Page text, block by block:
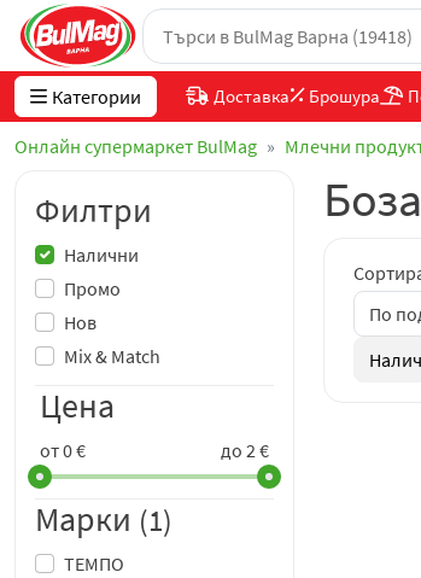
Категории Доставка Брошура
Онлайн супермаркет BulMag Млечни
Филтри
Промо
Нов
Mix & Match
Налични
Цена
от 0 € до 2 €
Марки (1)
ТЕМПО
По